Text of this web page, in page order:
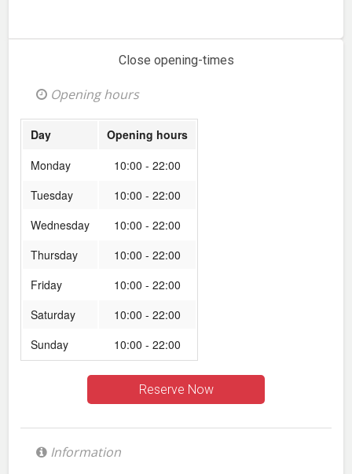
Close opening-times
Opening hours
Day
Opening hours
Monday
10:00 - 22:00
Tuesday
10:00 - 22:00
Wednesday
10:00 - 22:00
Thursday
10:00 - 22:00
Friday
10:00 - 22:00
Saturday
10:00 - 22:00
Sunday
10:00 - 22:00
Reserve Now
Information